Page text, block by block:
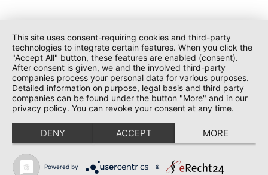
This site uses consent-requiring cookies and third-party
technologies to integrate certain features. When you click the
"Accept All" button, these features are enabled (consent).
After consent is given, we and the involved third-party
companies process your personal data for various purposes.
Detailed information on purpose, legal basis and third party
companies can be found under the button "More" and in our
privacy policy. You can revoke your consent at any time.
DENY ACCEPT MORE
Powered by &